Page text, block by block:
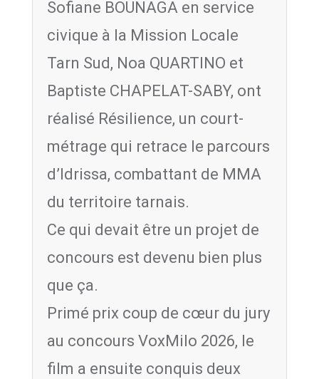
Sofiane BOUNAGA en service
civique à la Mission Locale
Tarn Sud, Noa QUARTINO et
Baptiste CHAPELAT-SABY, ont
réalisé Résilience, un court-
métrage qui retrace le parcours
d’Idrissa, combattant de MMA
du territoire tarnais.
Ce qui devait être un projet de
concours est devenu bien plus
que ça.
Primé prix coup de cœur du jury
au concours VoxMilo 2026, le
film a ensuite conquis deux